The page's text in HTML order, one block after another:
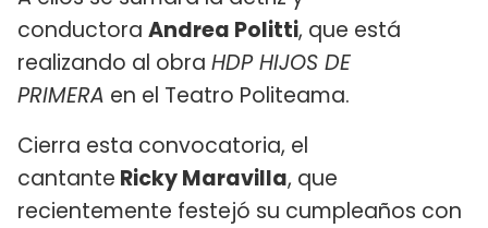
conductora Andrea Politti, que está
realizando al obra HDP HIJOS DE
PRIMERA en el Teatro Politeama.
Cierra esta convocatoria, el
cantante Ricky Maravilla, que
recientemente festejó su cumpleaños con